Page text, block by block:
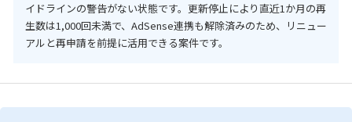
イドラインの警告がない状態です。更新停止により直近1か月の再
生数は1,000回未満で、AdSense連携も解除済みのため、リニュー
アルと再申請を前提に活用できる案件です。